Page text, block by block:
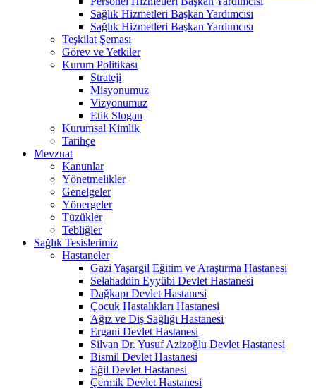
Sağlık Hizmetleri Başkan Yardımcısı
Sağlık Hizmetleri Başkan Yardımcısı
Teşkilat Şeması
Görev ve Yetkiler
Kurum Politikası
Strateji
Misyonumuz
Vizyonumuz
Etik Slogan
Kurumsal Kimlik
Tarihçe
Mevzuat
Kanunlar
Yönetmelikler
Genelgeler
Yönergeler
Tüzükler
Tebliğler
Sağlık Tesislerimiz
Hastaneler
Gazi Yaşargil Eğitim ve Araştırma Hastanesi
Selahaddin Eyyübi Devlet Hastanesi
Dağkapı Devlet Hastanesi
Çocuk Hastalıkları Hastanesi
Ağız ve Diş Sağlığı Hastanesi
Ergani Devlet Hastanesi
Silvan Dr. Yusuf Azizoğlu Devlet Hastanesi
Bismil Devlet Hastanesi
Eğil Devlet Hastanesi
Çermik Devlet Hastanesi